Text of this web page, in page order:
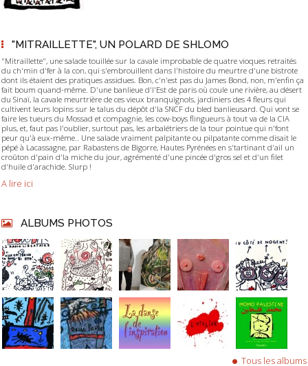
"MITRAILLETTE", UN POLARD DE SHLOMO
"Mitraillette", une salade touillée sur la cavale improbable de quatre vioques retraités
du ch'min d'fer à la con, qui s'embrouillent dans l'histoire du meurtre d'une bistrote
dont ils étaient des pratiques assidues. Bon, c'n'est pas du James Bond, non, m'enfin ça
fait boum quand-même. D'une banlieue d'l'Est de paris où coule une rivière, au désert
du Sinaï, la cavale meurtrière de ces vieux branquignols, jardiniers des 4 fleurs qui
cultivent leurs lopins sur le talus du dépôt d'la SNCF du bled banlieusard. Qui vont se
faire les tueurs du Mossad et compagnie, les cow-boys flingueurs à tout va de la CIA
plus, et, faut pas l'oublier, surtout pas, les arbalétriers de la tour pointue qui n'font
peur qu'à eux-même.. Une salade vraiment palpitante ou pilpatante comme disait le
pépé à Lacassagne, par Rabastens de Bigorre, Hautes Pyrénées en s'tartinant d'ail un
croûton d'pain d'la miche du jour, agrémenté d'une pincée d'gros sel et d'un filet
d'huile d'arachide. Slurp !
A lire ici
ALBUMS PHOTOS
Tous les albums